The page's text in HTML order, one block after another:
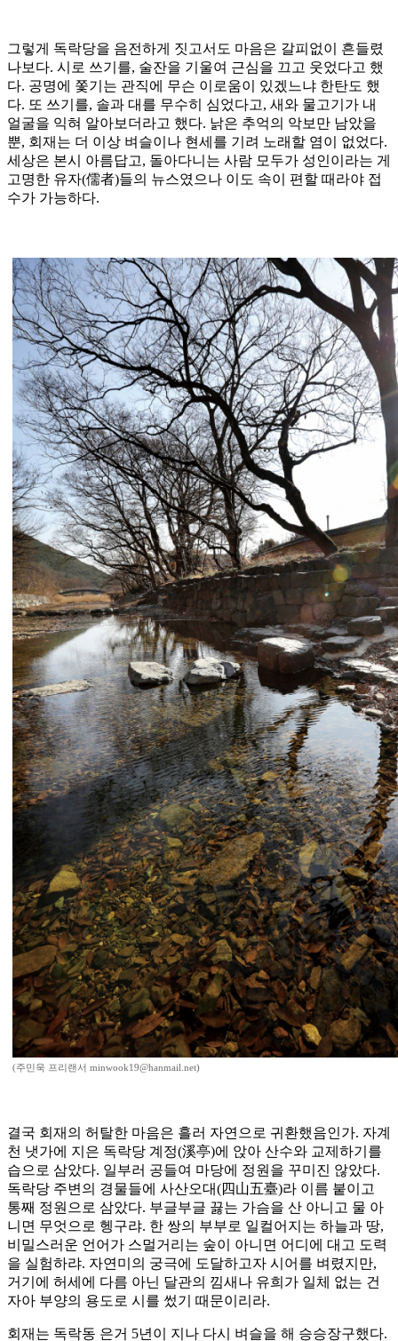
그렇게 독락당을 음전하게 짓고서도 마음은 갈피없이 흔들렸
나보다. 시로 쓰기를, 술잔을 기울여 근심을 끄고 웃었다고 했
다. 공명에 쫓기는 관직에 무슨 이로움이 있겠느냐 한탄도 했
다. 또 쓰기를, 솔과 대를 무수히 심었다고, 새와 물고기가 내
얼굴을 익혀 알아보더라고 했다. 낡은 추억의 악보만 남았을
뿐, 회재는 더 이상 벼슬이나 현세를 기려 노래할 염이 없었다.
세상은 본시 아름답고, 돌아다니는 사람 모두가 성인이라는 게
고명한 유자(儒者)들의 뉴스였으나 이도 속이 편할 때라야 접
수가 가능하다.
(주민욱 프리랜서 minwook19@hanmail.net)
결국 회재의 허탈한 마음은 흘러 자연으로 귀환했음인가. 자계
천 냇가에 지은 독락당 계정(溪亭)에 앉아 산수와 교제하기를
습으로 삼았다. 일부러 공들여 마당에 정원을 꾸미진 않았다.
독락당 주변의 경물들에 사산오대(四山五臺)라 이름 붙이고
통째 정원으로 삼았다. 부글부글 끓는 가슴을 산 아니고 물 아
니면 무엇으로 헹구랴. 한 쌍의 부부로 일컬어지는 하늘과 땅,
비밀스러운 언어가 스멀거리는 숲이 아니면 어디에 대고 도력
을 실험하랴. 자연미의 궁극에 도달하고자 시어를 벼렸지만,
거기에 허세에 다름 아닌 달관의 낌새나 유희가 일체 없는 건
자아 부양의 용도로 시를 썼기 때문이리라.
회재는 독락동 은거 5년이 지나 다시 벼슬을 해 승승장구했다.